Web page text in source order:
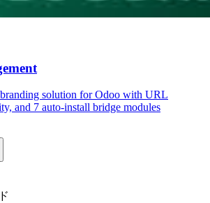
solution for Odoo with URL
and 7 auto-install bridge modules